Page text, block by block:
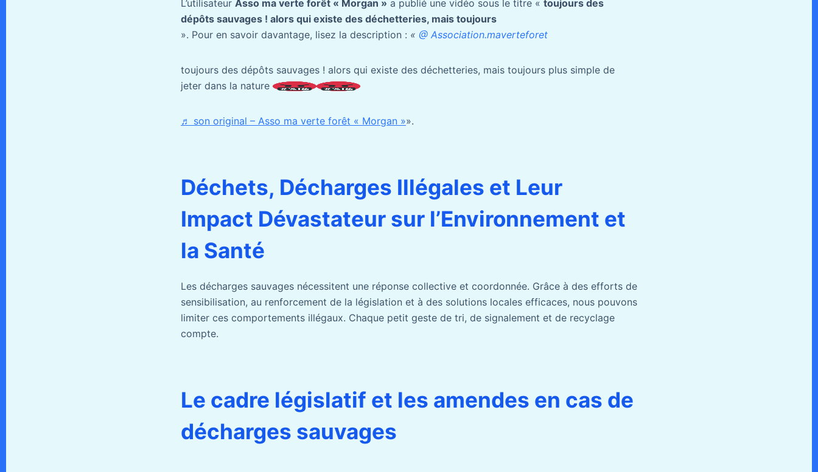
L’utilisateur Asso ma verte forêt « Morgan » a publié une vidéo sous le titre « toujours des
dépôts sauvages ! alors qui existe des déchetteries, mais toujours
». Pour en savoir davantage, lisez la description : « @ Association.maverteforet
toujours des dépôts sauvages ! alors qui existe des déchetteries, mais toujours plus simple de
jeter dans la nature
♬ son original – Asso ma verte forêt « Morgan »».
Déchets, Décharges Illégales et Leur
Impact Dévastateur sur l’Environnement et
la Santé
Les décharges sauvages nécessitent une réponse collective et coordonnée. Grâce à des efforts de
sensibilisation, au renforcement de la législation et à des solutions locales efficaces, nous pouvons
limiter ces comportements illégaux. Chaque petit geste de tri, de signalement et de recyclage
compte.
Le cadre législatif et les amendes en cas de
décharges sauvages